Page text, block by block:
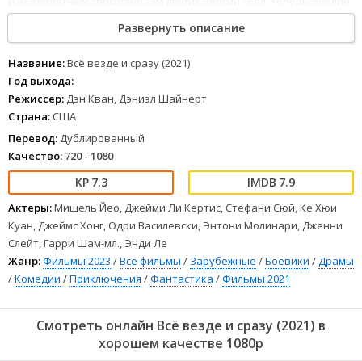
может прожить тысячи жизней и быть кем угодно — известной
актрисой, мастером боевых искусств, оперной дивой и даже
небесным божеством. Но всем мультивселенным угрожает
таинственная сущность, с которой Эвелин предстоит сразиться.
Как знать, возможно, заодно она разберётся и с самым страшным
злом — своими налогами.
155 156 157158
172
12 34 5 6 78
Развернуть описание
Название:Всё везде и сразу (2021)
Год выхода:
Режиссер: Дэн Кван, Дэниэл Шайнерт
Страна: США
Перевод: Дублированный
Качество: 720 - 1080
7.3 7.9
Актеры:Мишель Йео, Джейми Ли Кертис, Стефани Сюй, Ке Хюи
Куан, Джеймс Хонг, Одри Василевски, Энтони Молинари, Дженни
Слейт, Гарри Шам-мл., Энди Ле
Жанр:Фильмы 2023 /Все фильмы / Зарубежные /Боевики /Драмы
/Комедии /Приключения /Фантастика /Фильмы 2021
Смотреть онлайн Всё везде и сразу (2021) в
хорошем качестве 1080p